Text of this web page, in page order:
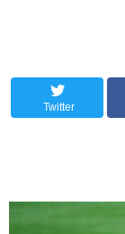
Twitter